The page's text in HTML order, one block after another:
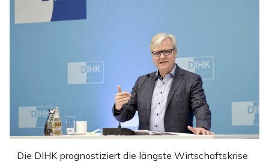
Die DIHK prognostiziert die längste Wirtschaftskrise